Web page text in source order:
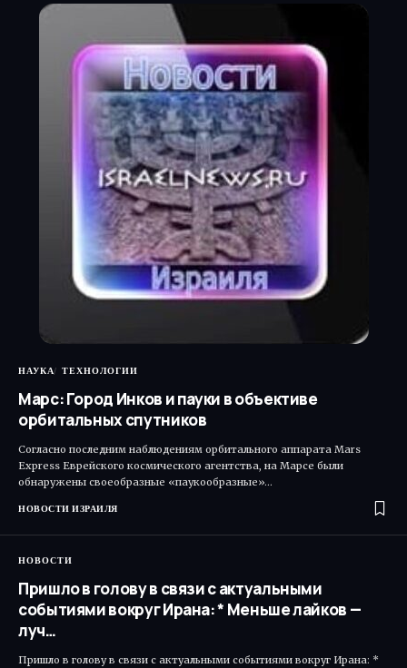
НАУКА ТЕХНОЛОГИИ
Марс: Город Инков и пауки в объективе
орбитальных спутников
Согласно последним наблюдениям орбитального аппарата Mars
Express Еврейского космического агентства, на Марсе были
обнаружены своеобразные «паукообразные»…
НОВОСТИ ИЗРАИЛЯ
НОВОСТИ
Пришло в голову в связи с актуальными
событиями вокруг Ирана: * Меньше лайков —
луч…
Пришло в голову в связи с актуальными событиями вокруг Ирана: *